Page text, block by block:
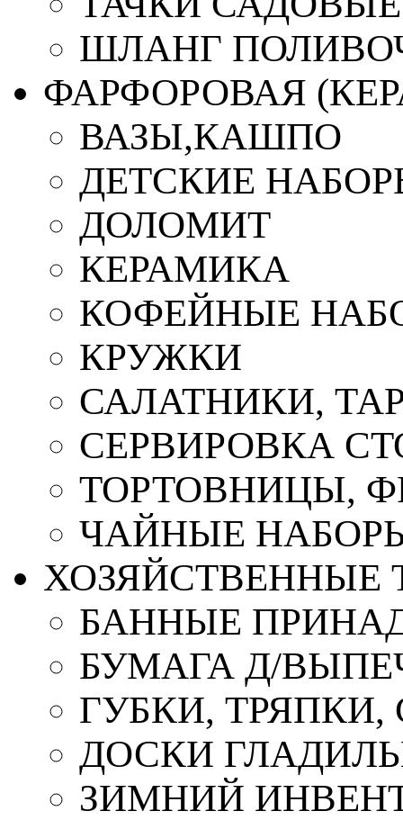
ШЛАНГ
ФАРФОРОВАЯ
ВАЗЫ,КАШПО
ДЕТСКИЕ
ДОЛОМИТ
КЕРАМИКА
КОФЕЙНЫЕ
КРУЖКИ
САЛАТНИКИ,
СЕРВИРОВКА
ТОРТОВНИЦЫ,
ЧАЙНЫЕ
ХОЗЯЙСТВЕННЫЕ
БАННЫЕ
БУМАГА Д/
ГУБКИ,
ДОСКИ
ЗИМНИЙ